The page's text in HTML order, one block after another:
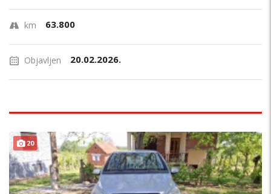
km 63.800
Objavljen 20.02.2026.
20